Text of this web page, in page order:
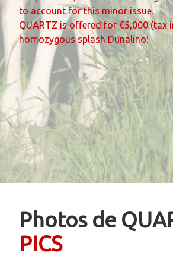
to account for this minor issue.
QUARTZ is offered for €5,000 (tax
homozygous splash Dunalino!
Photos de
PICS